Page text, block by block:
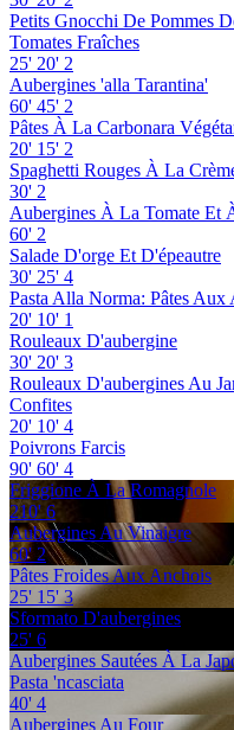
Petits Gnocchi De Pommes
Tomates Fraîches
25' 20' 2
Aubergines 'alla Tarantina'
60' 45' 2
Pâtes À La Carbonara
20' 15' 2
Spaghetti Rouges À La
30' 2
Aubergines À La Tomate Et
60' 2
Salade D'orge Et D'épeautre
30' 25' 4
Pasta Alla Norma: Pâtes
20' 10' 1
Rouleaux D'aubergine
30' 20' 3
Rouleaux D'aubergines Au
Confites
20' 10' 4
Poivrons Farcis
90' 60' 4
Friggione À La Romagnole
210' 6
Aubergines Au Vinaigre
60' 2
Pâtes Froides Aux Anchois
25' 15'3
Sformato D'aubergines
25' 6
Aubergines Sautées À La
Pasta 'ncasciata
40' 4
Aubergines Au Four